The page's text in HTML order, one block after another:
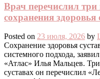
Врач перечислил
сохранения здоровья
Posted on 23 июля, 2026 by
Сохранение здоровья
системного подхода,
«Атлас» Илья Мальцев.
суставах он перечислил